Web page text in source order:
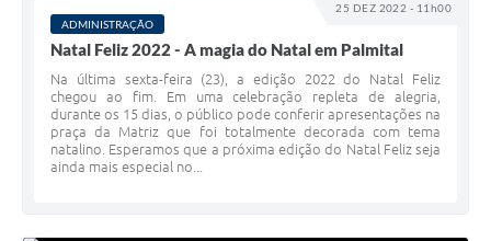
25 DEZ 2022 - 11h00
ADMINISTRAÇÃO
Natal Feliz 2022 - A magia do Natal em Palmital
Na última sexta-feira (23), a edição 2022 do Natal Feliz
chegou ao fim. Em uma celebração repleta de alegria,
durante os 15 dias, o público pode conferir apresentações na
praça da Matriz que foi totalmente decorada com tema
natalino. Esperamos que a próxima edição do Natal Feliz seja
ainda mais especial no...